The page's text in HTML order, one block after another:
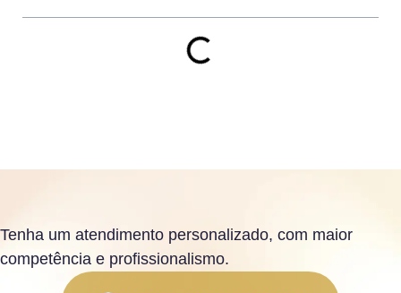
Tenha um atendimento personalizado, com maior
competência e profissionalismo.